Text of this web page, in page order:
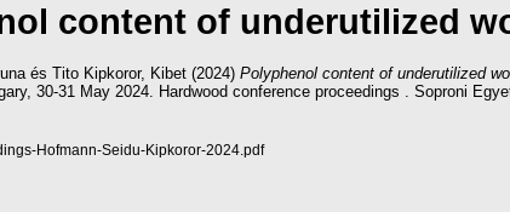
content of underutilized
és Tito Kipkoror, Kibet (2024) Polyphenol content of underutilized
30-31 May 2024. Hardwood conference proceedings . Soproni
Hofmann-Seidu-Kipkoror-2024.pdf